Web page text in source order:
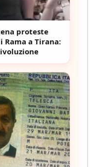
proteste
a Tirana: